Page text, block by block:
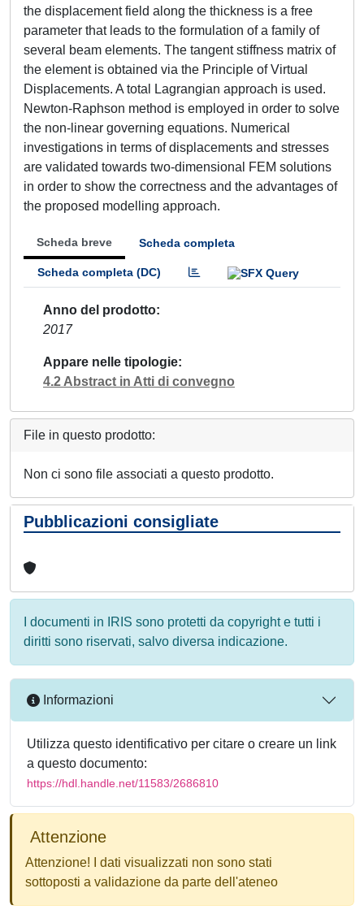
the displacement field along the thickness is a free
parameter that leads to the formulation of a family of
several beam elements. The tangent stiffness matrix of
the element is obtained via the Principle of Virtual
Displacements. A total Lagrangian approach is used.
Newton-Raphson method is employed in order to solve
the non-linear governing equations. Numerical
investigations in terms of displacements and stresses
are validated towards two-dimensional FEM solutions
in order to show the correctness and the advantages of
the proposed modelling approach.
Scheda breve Scheda completa
Scheda completa (DC)
Anno del prodotto
2017
Appare nelle tipologie
4.2 Abstract in Atti di convegno
File in questo prodotto:
Non ci sono file associati a questo prodotto.
Pubblicazioni consigliate
I documenti in IRIS sono protetti da copyright e tutti i
diritti sono riservati, salvo diversa indicazione.
Informazioni
Utilizza questo identificativo per citare o creare un link
a questo documento:
https://hdl.handle.net/11583/2686810
Attenzione
Attenzione! I dati visualizzati non sono stati
sottoposti a validazione da parte dell'ateneo